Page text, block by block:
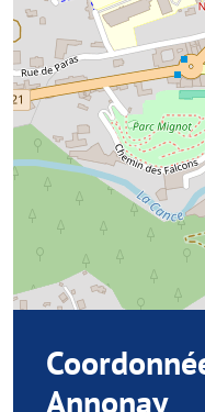
Annonay